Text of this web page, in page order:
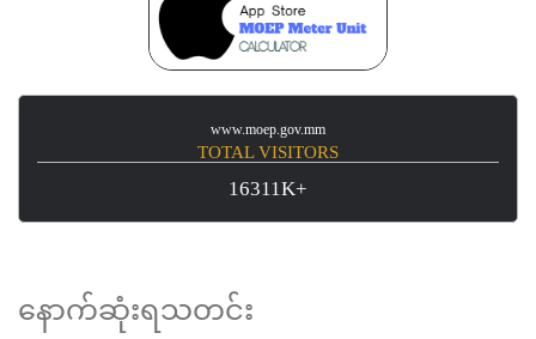
www.moep.gov.mm
TOTAL VISITORS
16311K+
နောက်ဆုံးရသတင်း